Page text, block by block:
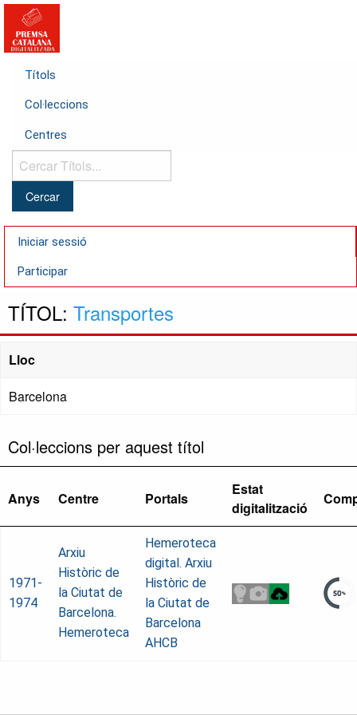
Títols
Col·leccions
Centres
Cercar
Títols...
Iniciar sessió
Participar
TÍTOL: Transportes
Lloc
Barcelona
Col·leccions per aquest títol
Anys Centre Portals
Estat
digitalització
1971-
1974
Arxiu
Històric de
la Ciutat de
Barcelona.
Hemeroteca
Hemeroteca
digital. Arxiu
Històric de
la Ciutat de
Barcelona
AHCB